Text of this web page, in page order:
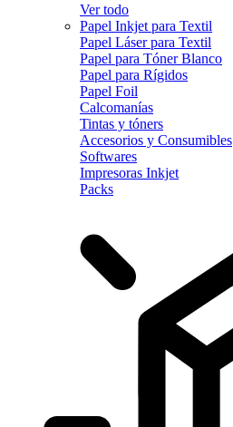
Ver todo
Papel Inkjet para Textil
Papel Láser para Textil
Papel para Tóner Blanco
Papel para Rígidos
Papel Foil
Calcomanías
Tintas y tóners
Accesorios y Consumibles
Softwares
Impresoras Inkjet
Packs